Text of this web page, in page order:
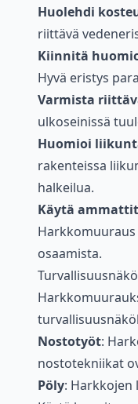
Huolehdi
riittävä
Kiinnitä
Hyvä eristys
Varmista
ulkoseinissä
Huomioi
rakenteissa
halkeilua.
Käytä
osaamista.
Nostotyöt:
nostotekniikat
Pöly: Harkkojen